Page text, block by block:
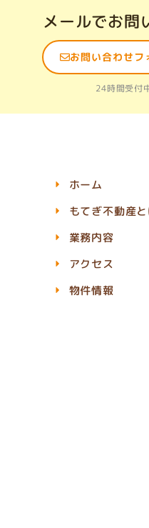
メールでお問
お問い合わせフ
24時間受付
ホーム
もてぎ不動産と
業務内容
アクセス
物件情報